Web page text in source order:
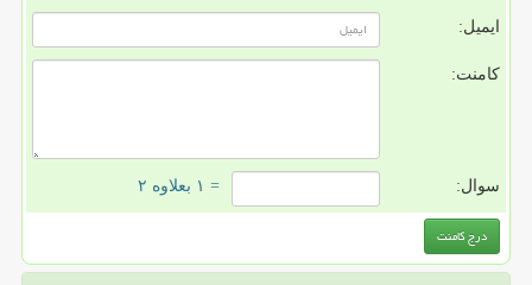
ایمیل:
کامنت:
سوال: = ۱ بعلاوه ۲